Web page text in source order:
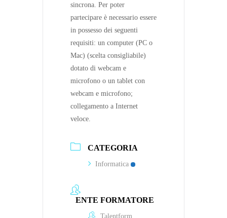
sincrona. Per poter
partecipare è necessario essere
in possesso dei seguenti
requisiti: un computer (PC o
Mac) (scelta consigliabile)
dotato di webcam e
microfono o un tablet con
webcam e microfono;
collegamento a Internet
veloce.
CATEGORIA
Informatica
ENTE FORMATORE
Talentform